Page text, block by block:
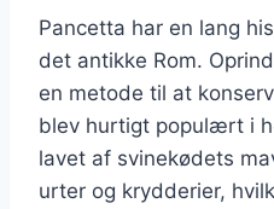
Pancetta har en lang
det antikke Rom.
en metode til at
blev hurtigt populært i
lavet af svinekødets
urter og krydderier,